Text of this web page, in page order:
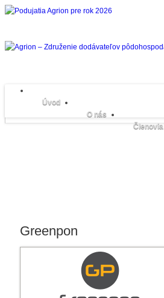
Úvod
O nás
Členovia
Greenpon